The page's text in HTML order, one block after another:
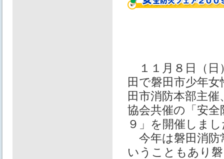
１１月８日（日
田で磐田市少年
田市消防本部主
協会共催の「安
９」を開催しま
今年は磐田消防
いうこともあり